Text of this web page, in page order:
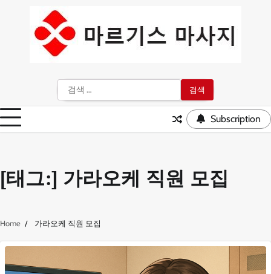
색:
Subscription
[태그:] 가라오케 직원 모집
Home 가라오케 직원 모집